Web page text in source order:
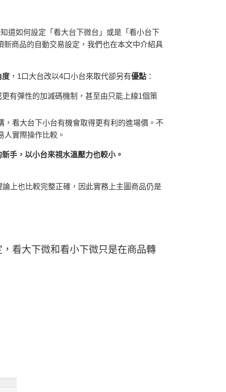
道如何設定「看大台下微台」或是「看小台下
商品的自動交易設定，我們也在本文中介紹具
度，1口大台改以4口小台來取代卻另有優點：
有彈性的加減碼機制，甚至由只能上線1個策
看大台下小台有機會取得更有利的進場價。不
實際操作比較。
手，以小台來視水溫壓力也較小。
上也比較完整正確，因此實務上主圖商品仍是
看大下微和看小下微只是在商品轉